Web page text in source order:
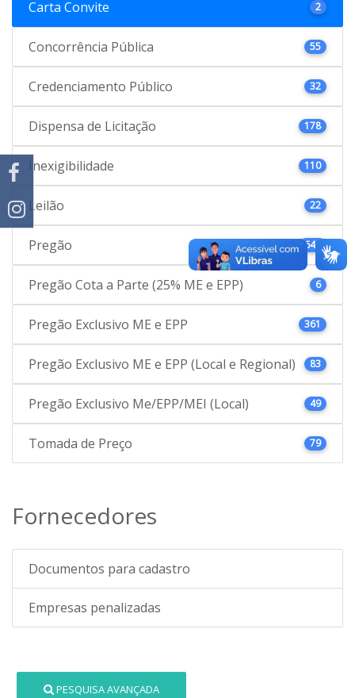
Carta Convite 2
Concorrência Pública 55
Credenciamento Público 32
Dispensa de Licitação 178
Inexigibilidade 110
Leilão 22
Pregão 646
Pregão Cota a Parte (25% ME e EPP) 6
Pregão Exclusivo ME e EPP 361
Pregão Exclusivo ME e EPP (Local e Regional) 83
Pregão Exclusivo Me/EPP/MEI (Local) 49
Tomada de Preço 79
Fornecedores
Documentos para cadastro
Empresas penalizadas
PESQUISA AVANÇADA